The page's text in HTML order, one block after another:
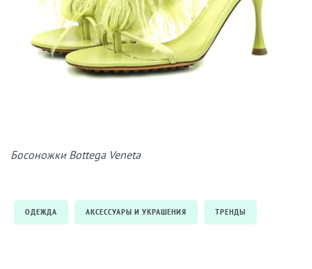
Босоножки Bottega Veneta
ОДЕЖДА АКСЕССУАРЫ И УКРАШЕНИЯ ТРЕНДЫ